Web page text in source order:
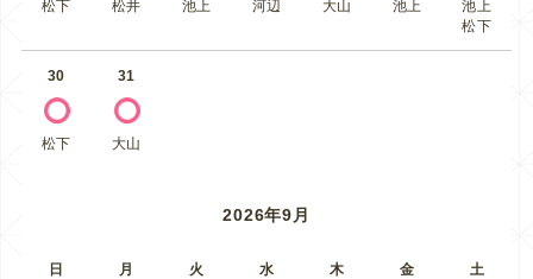
松下 松井 池上 河辺 大山 池上
池上
松下
30
松下
31
大山
2026年9月
日 月 火 水 木 金 土